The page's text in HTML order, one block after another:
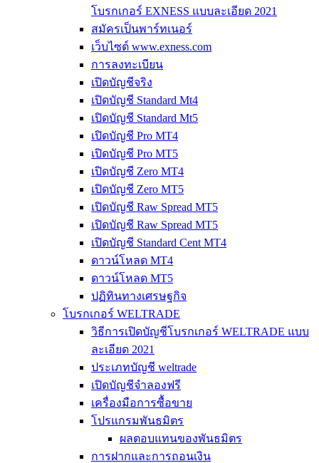
โบรกเกอร์ EXNESS แบบละเอียด 2021
สมัครเป็นพาร์ทเนอร์
เว็บไซต์ www.exness.com
การลงทะเบียน
เปิดบัญชีจริง
เปิดบัญชี Standard Mt4
เปิดบัญชี Standard Mt5
เปิดบัญชี Pro MT4
เปิดบัญชี Pro MT5
เปิดบัญชี Zero MT4
เปิดบัญชี Zero MT5
เปิดบัญชี Raw Spread MT5
เปิดบัญชี Raw Spread MT5
เปิดบัญชี Standard Cent MT4
ดาวน์โหลด MT4
ดาวน์โหลด MT5
ปฏิทินทางเศรษฐกิจ
โบรกเกอร์ WELTRADE
วิธีการเปิดบัญชีโบรกเกอร์ WELTRADE แบบ
ละเอียด 2021
ประเภทบัญชี weltrade
เปิดบัญชีจำลองฟรี
เครื่องมือการซื้อขาย
โปรแกรมพันธมิตร
ผลตอบแทนของพันธมิตร
การฝากและการถอนเงิน